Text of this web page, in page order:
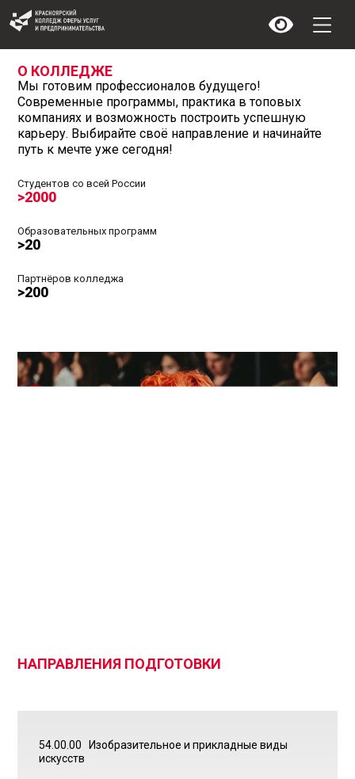
О КОЛЛЕДЖЕ
Мы готовим профессионалов будущего!
Современные программы, практика в топовых
компаниях и возможность построить успешную
карьеру. Выбирайте своё направление и начинайте
путь к мечте уже сегодня!
>2000
Студентов со всей России
>20
Образовательных программ
>200
Партнёров колледжа
НАПРАВЛЕНИЯ ПОДГОТОВКИ
54.00.00
Изобразительное и прикладные виды
искусств